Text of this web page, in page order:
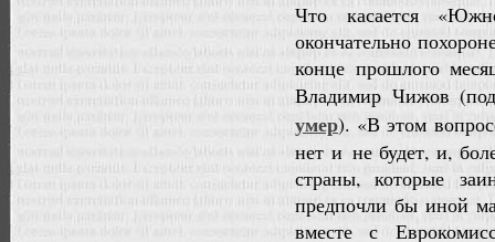
Что касается
окончательно
конце прошлого
Владимир Чижов
умер). «В этом
нет и не будет, и,
страны, которые
предпочли бы иной
вместе с